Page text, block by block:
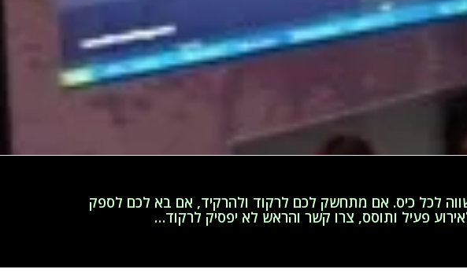
לכל כיס. אם מתחשק לכם לרקוד ולהרקיד, אם בא לכם לספק
פעיל ותוסס, צרו קשר והראש לא יפסיק לרקוד…